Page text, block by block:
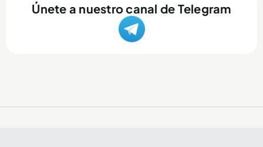
Únete a nuestro canal de Telegram